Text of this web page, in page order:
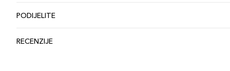
PODIJELITE
RECENZIJE